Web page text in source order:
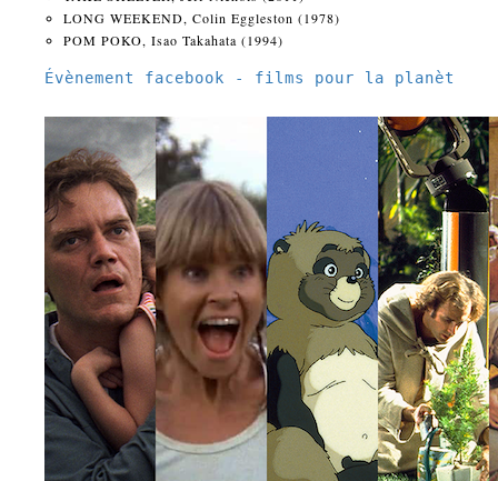
LONG WEEKEND, Colin Eggleston (1978)
POM POKO, Isao Takahata (1994)
Évènement facebook - films pour la planète